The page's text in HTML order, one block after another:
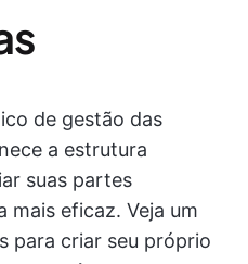
de gestão das
a estrutura
suas partes
mais eficaz. Veja um
para criar seu próprio